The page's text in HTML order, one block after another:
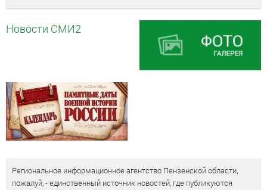
Новости СМИ2
Региональное информационное агентство Пензенской области,
пожалуй, - единственный источник новостей, где публикуются